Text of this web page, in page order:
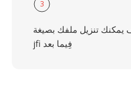
3
تنزيل ملفك بصيغة
jfi فِيما بعد